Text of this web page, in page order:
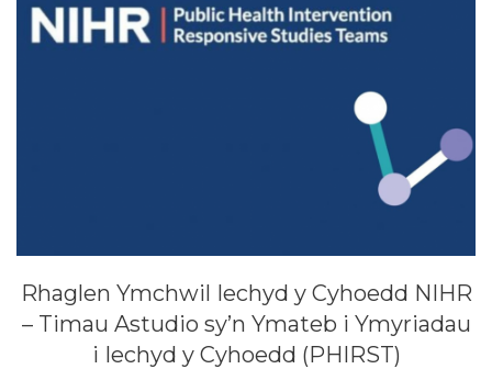
Rhaglen Ymchwil Iechyd y Cyhoedd NIHR
– Timau Astudio sy’n Ymateb i Ymyriadau
i Iechyd y Cyhoedd (PHIRST)